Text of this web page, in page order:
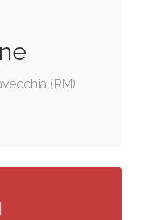
(RM)